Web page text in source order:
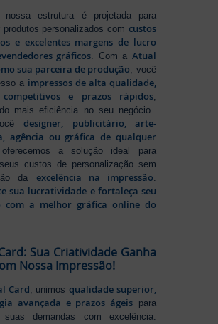
nossa estrutura é projetada para
produtos personalizados com custos
e excelentes margens de lucro
gráficos . Com a Atual
sua parceira de produção , você
a impressos de alta qualidade,
competitivos e prazos rápidos,
mais eficiência no seu negócio.
designer, publicitário, arte-
agência ou gráfica de qualquer
oferecemos a solução ideal para
custos de personalização sem
da excelência na impressão
sua lucratividade e fortaleça seu
com a melhor gráfica online do
Sua Criatividade Ganha
Nossa Impressão!
Card, unimos qualidade superior,
avançada e prazos ágeispara
suas demandas com excelência.